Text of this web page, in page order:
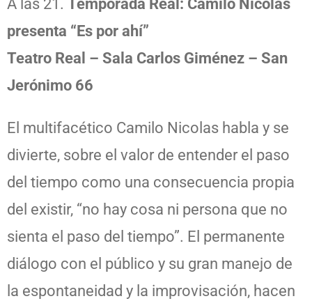
A las 21. Temporada Real: Camilo Nicolás
presenta “Es por ahí”
Teatro Real – Sala Carlos Giménez – San
Jerónimo 66
El multifacético Camilo Nicolas habla y se
divierte, sobre el valor de entender el paso
del tiempo como una consecuencia propia
del existir, “no hay cosa ni persona que no
sienta el paso del tiempo”. El permanente
diálogo con el público y su gran manejo de
la espontaneidad y la improvisación, hacen